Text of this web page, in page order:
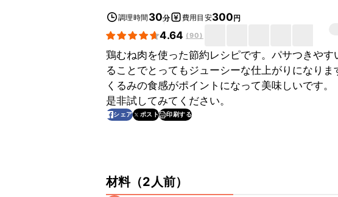
調理時間 30分 費用目安300円
4.64 (90)
鶏むね肉を使った節約レシピです。パサつきや
ることでとってもジューシーな仕上がりになりま
くるみの食感がポイントになって美味しいです。
是非試してみてください。
シェア ポスト 印刷する
材料（2人前）